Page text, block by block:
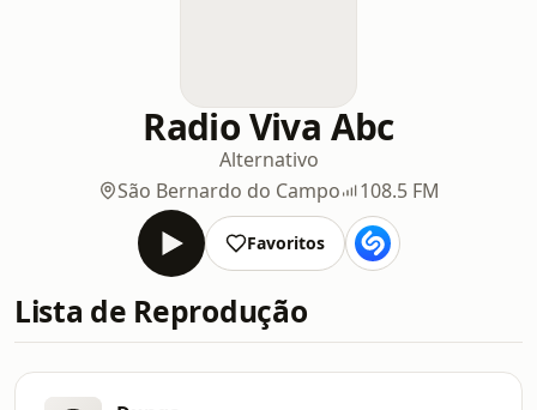
Radio Viva Abc
Alternativo
São Bernardo do Campo
108.5 FM
Favoritos
Lista de Reprodução